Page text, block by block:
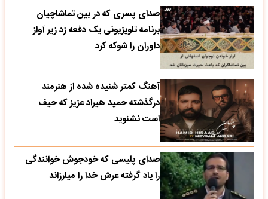
صدای پسری که در بین تماشاچیان
برنامه تلویزیونی یک دفعه زد زیر آواز
داوران را شوکه کرد
آهنگ کمتر شنیده شده از هنرمند
درگذشته حمید هیراد عزیز که حیف
است نشنوید
صدای پلیسی که خودجوش خوانندگی
را یاد گرفته عرش خدا را میلرزاند